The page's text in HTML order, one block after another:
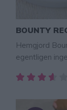
BOUNTY
Hemgjord
egentligen
man gör de
bakskola